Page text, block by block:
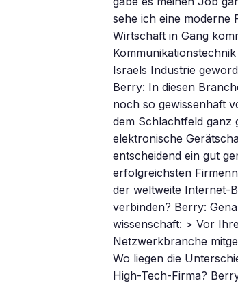
sehe ich eine moderne
Wirtschaft in Gang
Israels Industrie
Berry: In diesen
noch so gewissenhaft
dem Schlachtfeld ganz
elektronische
entscheidend ein gut
erfolgreichsten
der weltweite Internet-
verbinden? Berry:
wissenschaft: > Vor
Netzwerkbranche
Wo liegen die
High-Tech-Firma?